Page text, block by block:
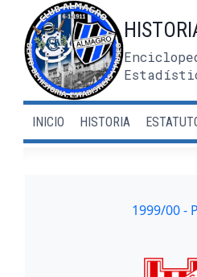
contenido
INICIO HISTORIA
1999/00 -